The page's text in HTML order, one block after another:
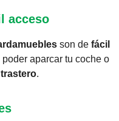
acceso
son de fácil
aparcar tu coche o
.